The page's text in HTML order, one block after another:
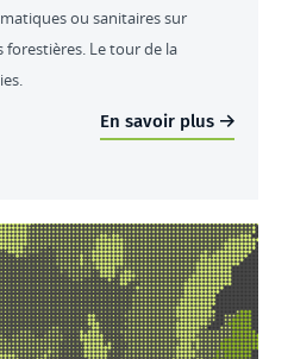
ou sanitaires sur
Le tour de la
En savoir plus